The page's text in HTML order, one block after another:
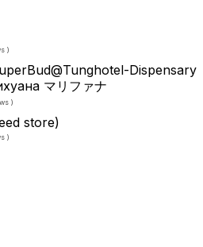
)
Dispensary
マリファナ
)
store)
)